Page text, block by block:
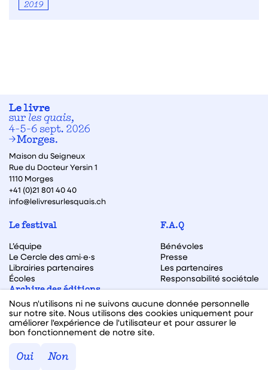
2019
Maison du Seigneux
Rue du Docteur Yersin 1
1110 Morges
+41 (0)21 801 40 40
info@lelivresurlesquais.ch
Le festival
L’équipe
Le Cercle des ami·e·s
Librairies partenaires
Écoles
F.A.Q
Bénévoles
Presse
Les partenaires
Responsabilité sociétale
Archive des éditions
Archive des autrices et auteurs
Facebook
Instagram
Linkedin
Youtube
Nous n'utilisons ni ne suivons aucune donnée personnelle
sur notre site. Nous utilisons des cookies uniquement pour
améliorer l'expérience de l'utilisateur et pour assurer le
bon fonctionnement de notre site.
Oui Non